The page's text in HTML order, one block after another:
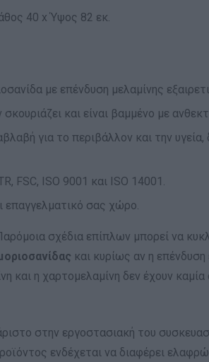
40 x Ύψος 82 εκ.
με επένδυση μελαμίνης
και είναι βαμμένο με
για το περιβάλλον και την
FSC, ISO 9001 και ISO 14001.
επαγγελματικό σας χώρο.
σχέδια επίπλων μπορεί να
και κυρίως αν η επένδυση
και η χαρτομελαμίνη δεν έχουν
στην εργοστασιακή του
ενδέχεται να διαφέρει